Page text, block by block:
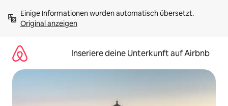
Inhalten
springenOriginal anzeigen
Inseriere deine Unterkunft auf Airbnb